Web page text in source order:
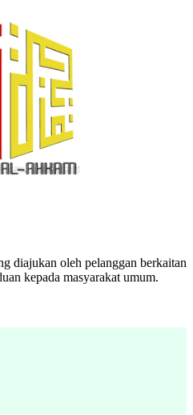
diajukan oleh pelanggan berkaitan
kepada masyarakat umum.